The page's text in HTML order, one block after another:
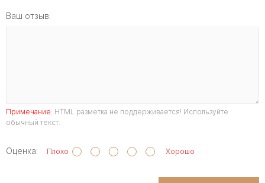
Ваш отзыв:
Примечание: HTML разметка не поддерживается! Используйте
обычный текст.
Оценка: Плохо Хорошо